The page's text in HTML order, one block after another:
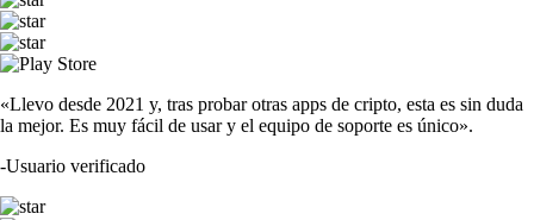
«Llevo desde 2021 y, tras probar otras apps de cripto, esta es sin duda
la mejor. Es muy fácil de usar y el equipo de soporte es único».
-Usuario verificado